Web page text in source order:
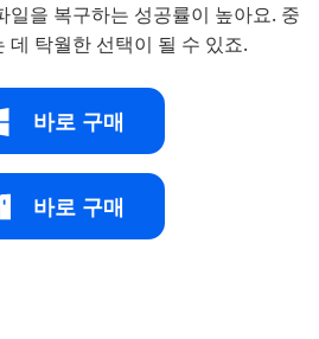
일을 복구하는 성공률이 높아요. 중
데 탁월한 선택이 될 수 있죠.
바로 구매
바로 구매